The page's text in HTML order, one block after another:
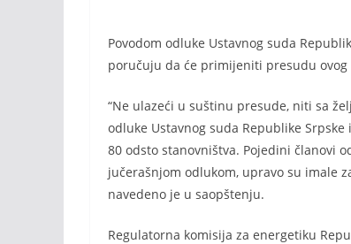
Povodom odluke Ustavnog suda
poručuju da će primijeniti presudu
“Ne ulazeći u suštinu presude, niti sa
odluke Ustavnog suda Republike
80 odsto stanovništva. Pojedini članovi
jučerašnjom odlukom, upravo su imale
navedeno je u saopštenju.
Regulatorna komisija za energetiku